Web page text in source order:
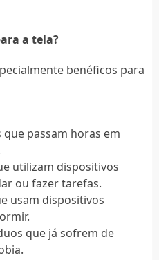
a tela?
benéficos para
que passam horas em
utilizam dispositivos
ou fazer tarefas.
usam dispositivos
que já sofrem de